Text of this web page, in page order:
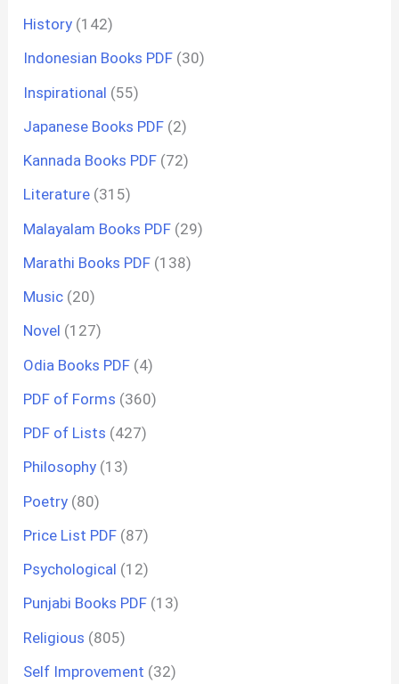
History (142)
Indonesian Books PDF (30)
Inspirational (55)
Japanese Books PDF (2)
Kannada Books PDF (72)
Literature (315)
Malayalam Books PDF (29)
Marathi Books PDF (138)
Music (20)
Novel (127)
Odia Books PDF (4)
PDF of Forms (360)
PDF of Lists (427)
Philosophy (13)
Poetry (80)
Price List PDF (87)
Psychological (12)
Punjabi Books PDF (13)
Religious (805)
Self Improvement (32)